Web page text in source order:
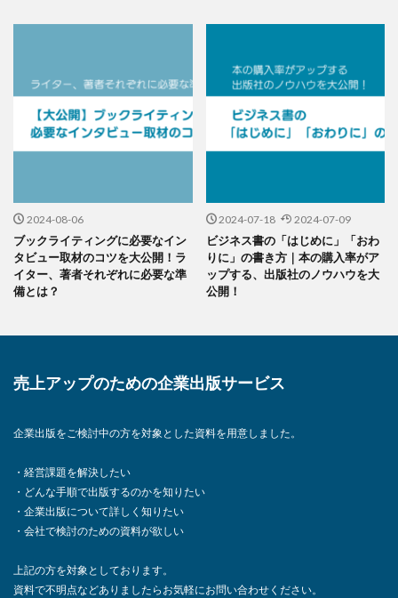
2024-08-06
ブックライティングに必要なイン
タビュー取材のコツを大公開！ラ
イター、著者それぞれに必要な準
備とは？
2024-07-18 2024-07-09
ビジネス書の「はじめに」「おわ
りに」の書き方｜本の購入率がア
ップする、出版社のノウハウを大
公開！
売上アップのための企業出版サービス
企業出版をご検討中の方を対象とした資料を用意しました。
・経営課題を解決したい
・どんな手順で出版するのかを知りたい
・企業出版について詳しく知りたい
・会社で検討のための資料が欲しい
上記の方を対象としております。
資料で不明点などありましたらお気軽にお問い合わせください。